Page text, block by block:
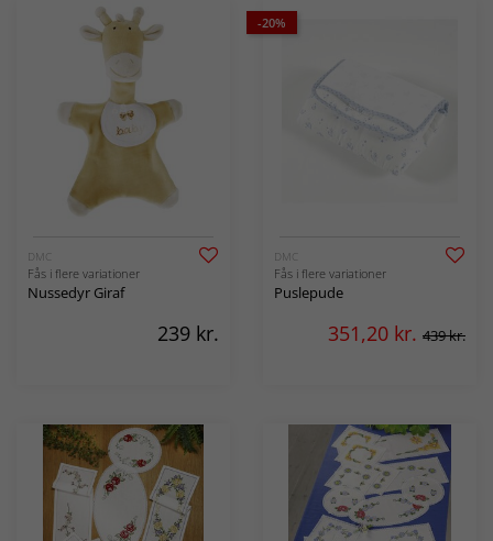
DMC
Fås i flere variationer
Nussedyr Giraf
239 kr.
-20%
DMC
Fås i flere variationer
Puslepude
351,20 kr. 439 kr.